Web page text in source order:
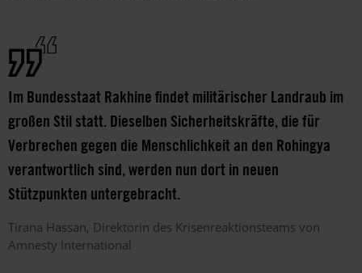
Im Bundesstaat Rakhine findet militärischer Landraub im
großen Stil statt. Dieselben Sicherheitskräfte, die für
Verbrechen gegen die Menschlichkeit an den Rohingya
verantwortlich sind, werden nun dort in neuen
Stützpunkten untergebracht.
Tirana Hassan Direktorin des Krisenreaktionsteams von
Amnesty International